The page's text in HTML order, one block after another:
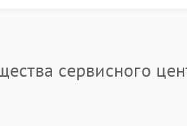
сервисного